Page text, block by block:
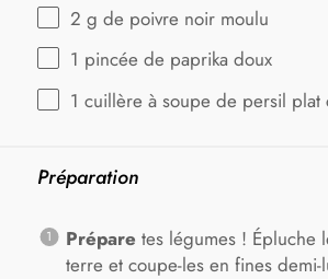
2 g de poivre noir moulu
1 pincée de paprika doux
1 cuillère à soupe de persil plat
Préparation
Prépare tes légumes ! Épluche
terre et coupe-les en fines demi-